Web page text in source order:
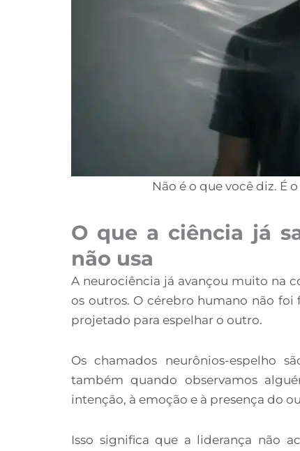
Não é o que você diz. É
O que a ciência já
não usa
A neurociência já avançou muito na
os outros. O cérebro humano não foi
projetado para espelhar o outro.
Os chamados neurônios-espelho
também quando observamos
intenção, à emoção e à presença do
Isso significa que a liderança não